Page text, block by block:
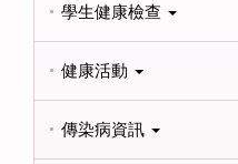
學生健康檢查
健康活動
傳染病資訊